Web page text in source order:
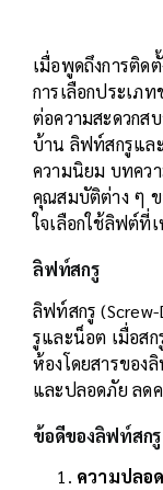
เมื่อพูดถึงการติด
การเลือกประเภ
ต่อความสะดวกส
บ้าน ลิฟท์สกรูแล
ความนิยม บทคว
คุณสมบัติต่าง ๆ
ใจเลือกใช้ลิฟต์ที่
ลิฟท์สกรู
ลิฟท์สกรู
รูและน็อต เมื่อส
ห้องโดยสารของ
และปลอดภัย ลดค
ข้อดีของลิฟท์สกรู
ความปลอ